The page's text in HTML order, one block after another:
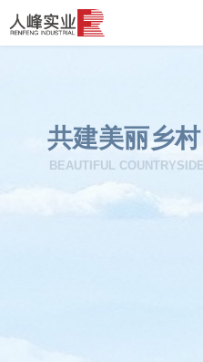
共建美丽乡
BEAUTIFUL